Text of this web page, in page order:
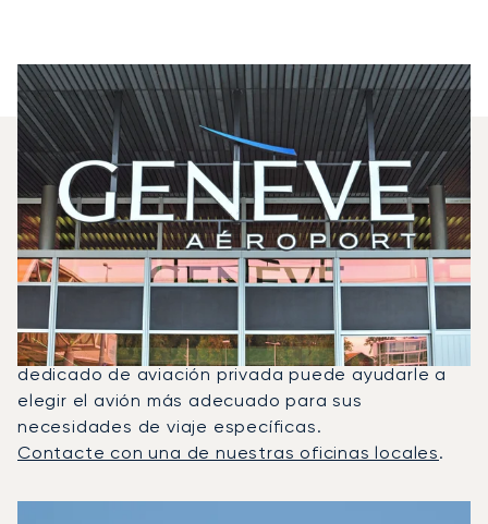
¿Qué Jets Privados Se
Alquilan Con Más Frecuencia
Entre Venecia Y Ginebra?
En 2025, el Citation CJ1, el Beechjet 400A y el PC-
12 NG fueron los jets privados más utilizados para
vuelos entre Ginebra y Venecia. Un asesor
dedicado de aviación privada puede ayudarle a
elegir el avión más adecuado para sus
necesidades de viaje específicas.
Contacte con una de nuestras oficinas locales.